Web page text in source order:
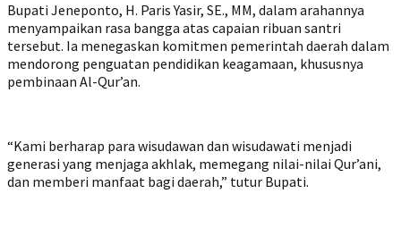
Bupati Jeneponto, H. Paris Yasir, SE., MM, dalam arahannya
menyampaikan rasa bangga atas capaian ribuan santri
tersebut. Ia menegaskan komitmen pemerintah daerah dalam
mendorong penguatan pendidikan keagamaan, khususnya
pembinaan Al-Qur’an.
“Kami berharap para wisudawan dan wisudawati menjadi
generasi yang menjaga akhlak, memegang nilai-nilai Qur’ani,
dan memberi manfaat bagi daerah,” tutur Bupati.